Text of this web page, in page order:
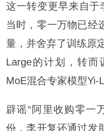
这一转变更早来自于
当时，零一万物已经
量，并舍弃了训练原
Large的计划，转而
MoE混合专家模型Yi-
辟谣“阿里收购零一
份，李开复还通过发